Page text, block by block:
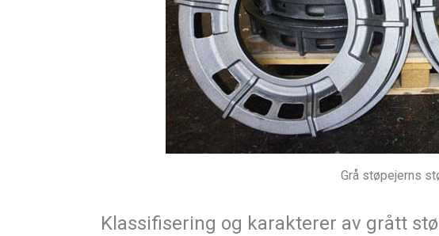
Grå støpejerns
Klassifisering og karakterer av grått